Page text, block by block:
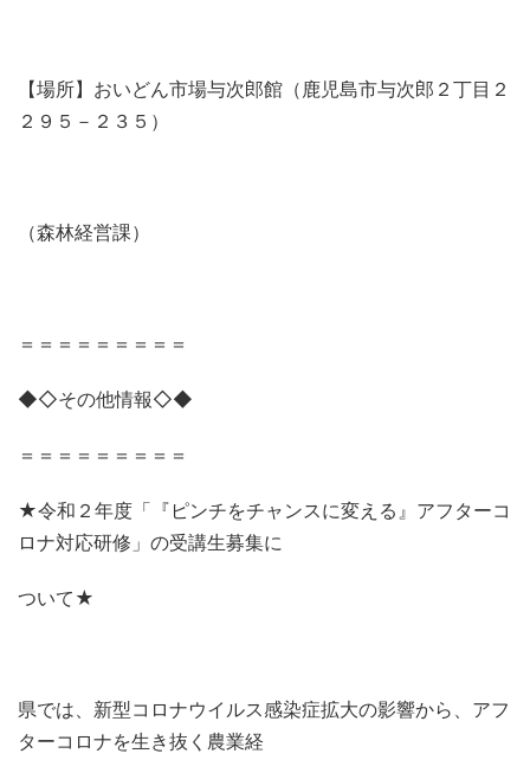
【場所】おいどん市場与次郎館（鹿児島市与次郎２丁目２
２９５－２３５）
（森林経営課）
＝＝＝＝＝＝＝＝＝
◆◇その他情報◇◆
＝＝＝＝＝＝＝＝＝
★令和２年度「『ピンチをチャンスに変える』アフターコ
ロナ対応研修」の受講生募集に
ついて★
県では、新型コロナウイルス感染症拡大の影響から、アフ
ターコロナを生き抜く農業経